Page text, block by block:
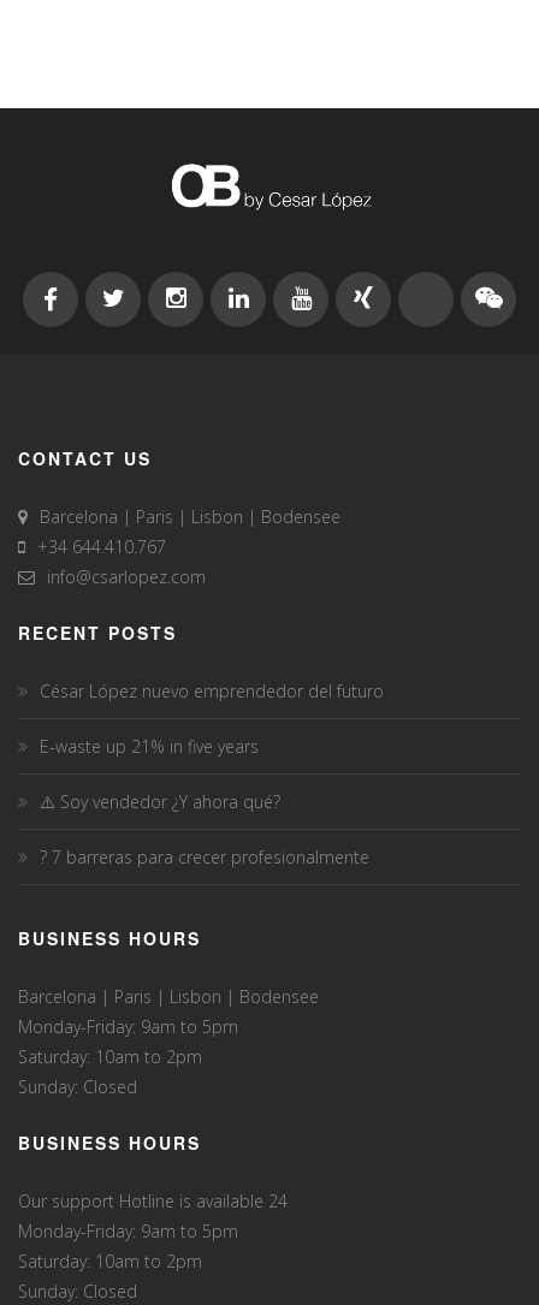
CONTACT US
Barcelona | Paris | Lisbon | Bodensee
+34 644.410.767
info@csarlopez.com
RECENT POSTS
César López nuevo emprendedor del futuro
E-waste up 21% in five years
⚠️ Soy vendedor ¿Y ahora qué?
? 7 barreras para crecer profesionalmente
BUSINESS HOURS
Barcelona | Paris | Lisbon | Bodensee
Monday-Friday: 9am to 5pm
Saturday: 10am to 2pm
Sunday: Closed
BUSINESS HOURS
Our support Hotline is available 24
Monday-Friday: 9am to 5pm
Saturday: 10am to 2pm
Sunday: Closed